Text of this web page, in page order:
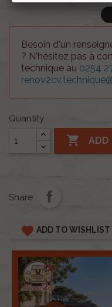
Besoin d'un
? N'hésitez pas à
technique au 0254
Quantity
 ADD
Share
favorite ADD TO WISHLIST